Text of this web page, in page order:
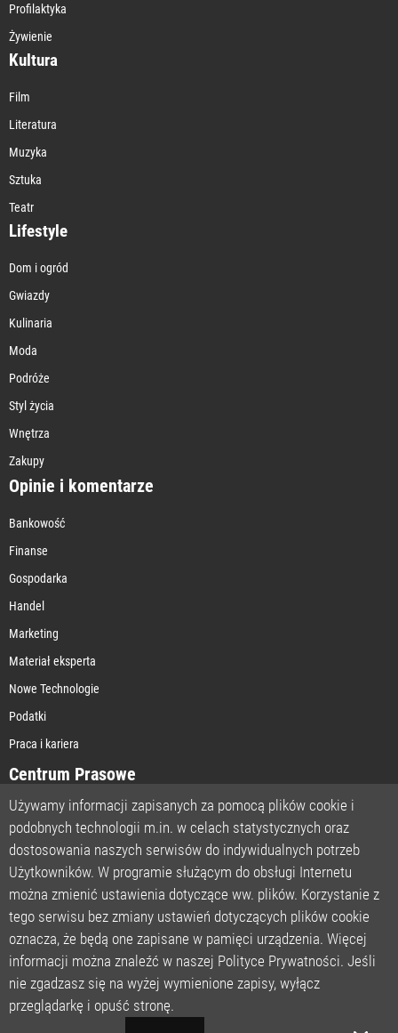
Profilaktyka
Żywienie
Kultura
Film
Literatura
Muzyka
Sztuka
Teatr
Lifestyle
Dom i ogród
Gwiazdy
Kulinaria
Moda
Podróże
Styl życia
Wnętrza
Zakupy
Opinie i komentarze
Bankowość
Finanse
Gospodarka
Handel
Marketing
Materiał eksperta
Nowe Technologie
Podatki
Praca i kariera
Centrum Prasowe
STRONA GŁÓWNA
O NAS
POLITYKA PRYWATNOŚCI
REGULAMIN
LICENCJA
REJESTRACJA
KONTAKT
Używamy informacji zapisanych za pomocą plików cookie i
podobnych technologii m.in. w celach statystycznych oraz
dostosowania naszych serwisów do indywidualnych potrzeb
Użytkowników. W programie służącym do obsługi Internetu
można zmienić ustawienia dotyczące ww. plików. Korzystanie z
tego serwisu bez zmiany ustawień dotyczących plików cookie
oznacza, że będą one zapisane w pamięci urządzenia. Więcej
informacji można znaleźć w naszej Polityce Prywatności. Jeśli
nie zgadzasz się na wyżej wymienione zapisy, wyłącz
przeglądarkę i opuść stronę.